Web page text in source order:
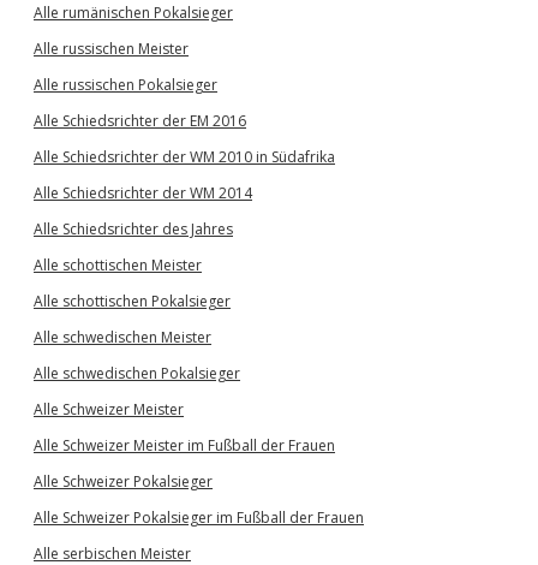
Alle rumänischen Pokalsieger
Alle russischen Meister
Alle russischen Pokalsieger
Alle Schiedsrichter der EM 2016
Alle Schiedsrichter der WM 2010 in Südafrika
Alle Schiedsrichter der WM 2014
Alle Schiedsrichter des Jahres
Alle schottischen Meister
Alle schottischen Pokalsieger
Alle schwedischen Meister
Alle schwedischen Pokalsieger
Alle Schweizer Meister
Alle Schweizer Meister im Fußball der Frauen
Alle Schweizer Pokalsieger
Alle Schweizer Pokalsieger im Fußball der Frauen
Alle serbischen Meister